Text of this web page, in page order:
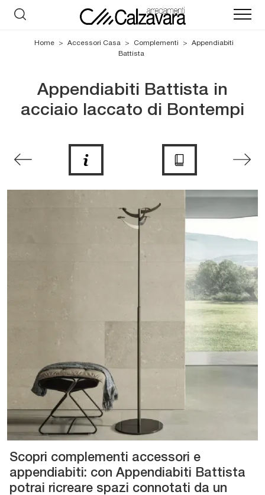
Home > Accessori Casa > Complementi > Appendiabiti
Battista
Appendiabiti Battista in
acciaio laccato di Bontempi
Scopri complementi accessori e
appendiabiti: con Appendiabiti Battista
potrai ricreare spazi connotati da un